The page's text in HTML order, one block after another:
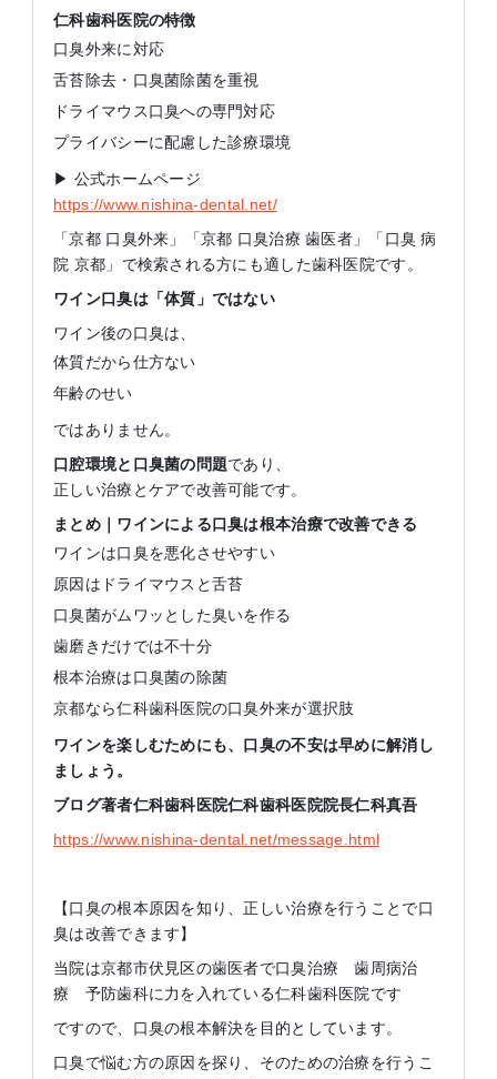
仁科歯科医院の特徴
口臭外来に対応
舌苔除去・口臭菌除菌を重視
ドライマウス口臭への専門対応
プライバシーに配慮した診療環境
▶ 公式ホームページ
https://www.nishina-dental.net/
「京都 口臭外来」「京都 口臭治療 歯医者」「口臭 病
院 京都」で検索される方にも適した歯科医院です。
ワイン口臭は「体質」ではない
ワイン後の口臭は、
体質だから仕方ない
年齢のせい
ではありません。
口腔環境と口臭菌の問題であり、
正しい治療とケアで改善可能です。
まとめ｜ワインによる口臭は根本治療で改善できる
ワインは口臭を悪化させやすい
原因はドライマウスと舌苔
口臭菌がムワッとした臭いを作る
歯磨きだけでは不十分
根本治療は口臭菌の除菌
京都なら仁科歯科医院の口臭外来が選択肢
ワインを楽しむためにも、口臭の不安は早めに解消し
ましょう。
ブログ著者仁科歯科医院仁科歯科医院院長仁科真吾
https://www.nishina-dental.net/message.html
【口臭の根本原因を知り、正しい治療を行うことで口
臭は改善できます】
当院は京都市伏見区の歯医者で口臭治療 歯周病治
療 予防歯科に力を入れている仁科歯科医院です
ですので、口臭の根本解決を目的としています。
口臭で悩む方の原因を探り、そのための治療を行うこ